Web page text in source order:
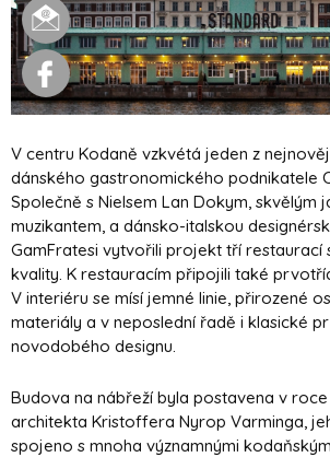
V centru Kodaně vzkvétá jeden z
dánského gastronomického podnikatele
Společně s Nielsem Lan Dokym, skvělým
muzikantem, a dánsko-italskou
GamFratesi vytvořili projekt tří restaurací
kvality. K restauracím připojili také
V interiéru se mísí jemné linie, přirozené
materiály a v neposlední řadě i klasické
novodobého designu.
Budova na nábřeží byla postavena v roce
architekta Kristoffera Nyrop Varminga,
spojeno s mnoha významnými